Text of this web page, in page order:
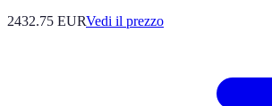
2432.75 EURVedi il prezzo